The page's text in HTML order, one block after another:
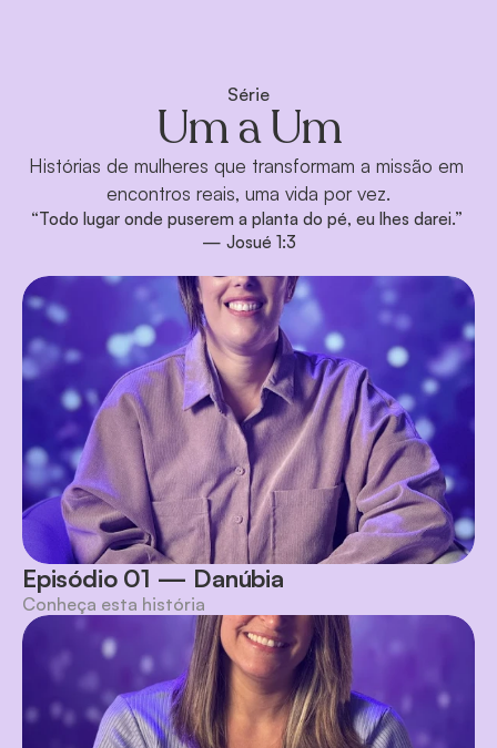
Série
Um a Um
Histórias de mulheres que transformam a missão em
encontros reais, uma vida por vez.
“Todo lugar onde puserem a planta do pé, eu lhes darei.”
— Josué 1:3
Episódio 01 — Danúbia
Conheça esta história